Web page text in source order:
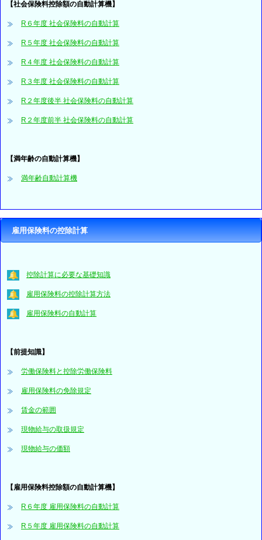
【社会保険料控除額の自動計算機】
R６年度 社会保険料の自動計算
R５年度 社会保険料の自動計算
R４年度 社会保険料の自動計算
R３年度 社会保険料の自動計算
R２年度後半 社会保険料の自動計算
R２年度前半 社会保険料の自動計算
【満年齢の自動計算機】
満年齢自動計算機
雇用保険料の控除計算
控除計算に必要な基礎知識
雇用保険料の控除計算方法
雇用保険料の自動計算
【前提知識】
労働保険料と控除労働保険料
雇用保険料の免除規定
賃金の範囲
現物給与の取扱規定
現物給与の価額
【雇用保険料控除額の自動計算機】
R６年度 雇用保険料の自動計算
R５年度 雇用保険料の自動計算